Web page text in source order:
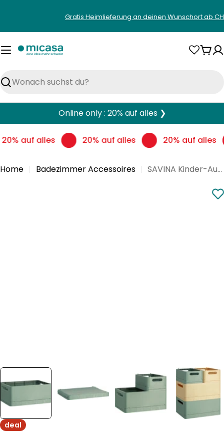
springen
Gratis Heimlieferung an deinen Wunschort ab
Suchen
Online only : 20% auf alles ❯
20% auf alles 20% auf alles 20% auf alles
Home Badezimmer Accessoires SAVINA Kinder-Aufbewahrungsbox
deal